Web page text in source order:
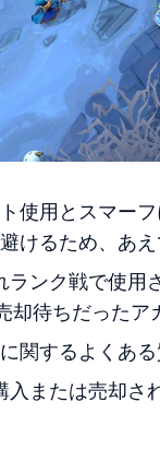
使用とスマー
けるため、あ
ランク戦で使用
却待ちだったア
関するよくあ
入または売却さ